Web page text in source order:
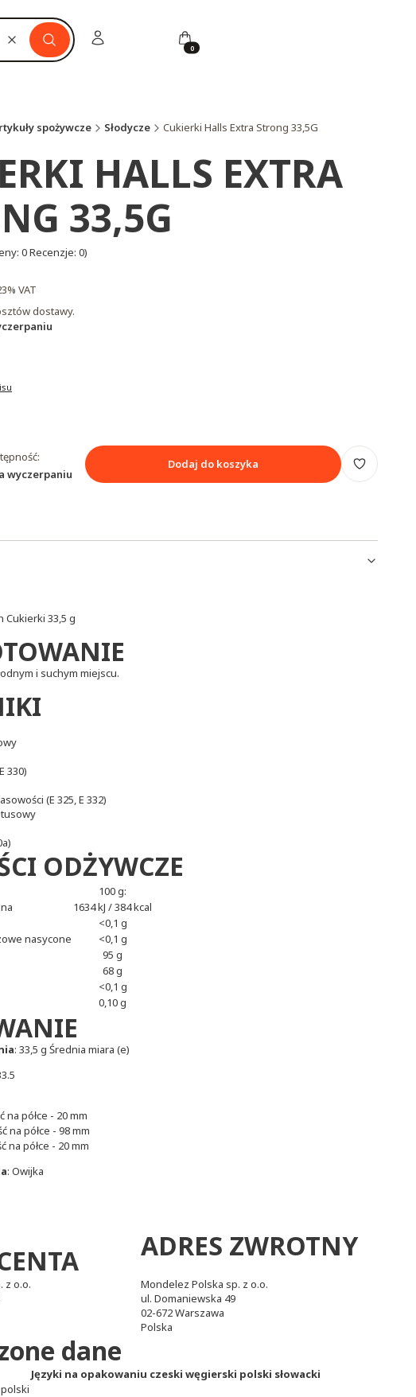
Wyczyść Szukaj
Zaloguj się Koszyk
spożywcze Słodycze Cukierki Halls Extra Strong 33,5G
HALLS EXTRA
33,5G
0 Recenzje: 0)
VAT
dostawy.
wyczerpaniu
Dodaj do koszyka
Cukierki 33,5 g
i suchym miejscu.
330)
(E 325, E 332)
ODŻYWCZE
100 g:
1634 kJ / 384 kcal
<0,1 g
nasycone
<0,1 g
95 g
68 g
<0,1 g
0,10 g
: 33,5 g Średnia miara (e)
półce - 20 mm
na półce - 98 mm
na półce - 20 mm
: Owijka
ADRES ZWROTNY
z o.o.
Mondelez Polska sp. z o.o.
ul. Domaniewska 49
02-672 Warszawa
Polska
dane
Języki na opakowaniu czeski węgierski polski słowacki